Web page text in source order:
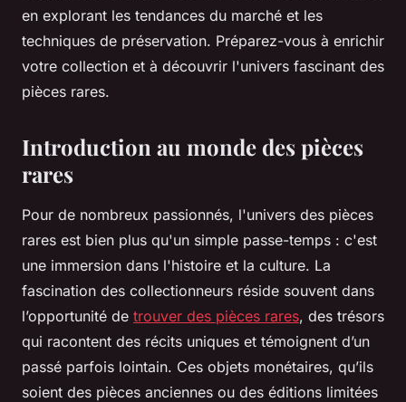
en explorant les tendances du marché et les
techniques de préservation. Préparez-vous à enrichir
votre collection et à découvrir l'univers fascinant des
pièces rares.
Introduction au monde des pièces
rares
Pour de nombreux passionnés, l'univers des pièces
rares est bien plus qu'un simple passe-temps : c'est
une immersion dans l'histoire et la culture. La
fascination des collectionneurs réside souvent dans
l’opportunité de trouver des pièces rares, des trésors
qui racontent des récits uniques et témoignent d’un
passé parfois lointain. Ces objets monétaires, qu’ils
soient des pièces anciennes ou des éditions limitées